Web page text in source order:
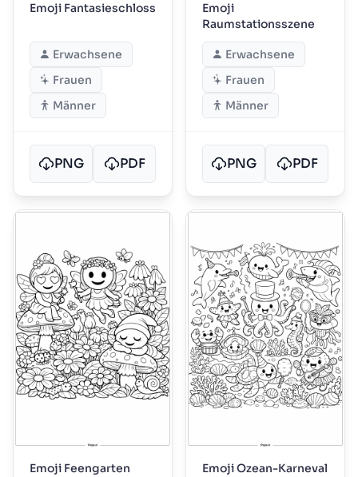
Emoji Fantasieschloss
Erwachsene
Frauen
Männer
PNG PDF
Emoji
Raumstationsszene
Erwachsene
Frauen
Männer
PNG PDF
Emoji Feengarten Emoji Ozean-Karneval